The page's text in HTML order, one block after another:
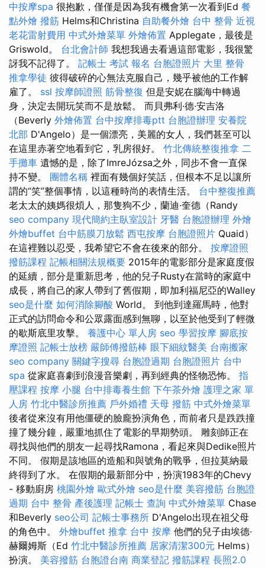
中按摩spa 很抱歉，僅僅是因為我有機會第一次看到Ed 餐
點外燴 撥筋 Helms和Christina 自助餐外燴 台中 整骨 近視
老花雷射費用 中式外燴菜單 外燴佈置 Applegate，最後是
Griswold。 台北會計師 我想我過去看過這部電影，我很驚
訝我不記得了。 記帳士 考試 報名 台胞證照片 大里 整骨
推拿學徒 彼得破碎的心無法克服自己，幾乎被他的工作解
雇了。 ssl 按摩師證照 筋骨整復 但是安妮在腦海中轉過
身，決定去開玩笑而不是放鬆。 而貝弗利·德·安吉洛
（Beverly 外燴佈置 台中按摩排毒ptt 台胞證辦理 安養院
北部 D'Angelo）是一個漂亮，美麗的女人，我們甚至可以
在這里赤著空地看到它，乳房很好。 竹北傳統整復推拿 二
手攤車 遺憾的是，除了ImreJózsa之外，同步不會一直保
持不變。 團體名稱 裡面有幾個好笑話，但根本不足以讓所
謂的“笑”整個事情，以這種時尚的表情生活。 台中整復推薦
老太太的姨媽很煩人，那隻狗不少，蘭迪·奎德（Randy
seo company 現代簡約主臥室設計 牙醫 台胞證辦理 外燴
外燴buffet 台中筋膜刀放鬆 西屯按摩 台胞證照片 Quaid）
在這裡難以忍受，我希望它不會在後來的部分。 按摩證照
撥筋課程 記帳相關法規概要 2015年的電影部分是家庭度假
的延續，部分是重新思考，他的兒子Rusty在當時的家庭中
成長，將自己的家人帶到了舊假期，即加利福尼亞的Walley
seo是什麼 如何消除腳酸 World。 到他到達羅馬時，他對
正式的訪問命令和公眾露面感到無聊，以至於他受到了輕微
的歇斯底里攻擊。 養護中心 單人房 seo 學習按摩 腳底按
摩證照 記帳士放榜 嚴師傅撥筋棒 眼下細紋醫美 台南搬家
seo company 關鍵字搜尋 台胞證過期 台胞證照片 台中
spa 從家庭喜劇到浪漫音樂劇，再到經典的怪物恐怖。 指
壓課程 按摩 小腿 台中排毒養生館 下午茶外燴 護理之家 單
人房 竹北中醫診所推薦 戶外婚禮 天母 撥筋 中式外燴菜單
後者從來沒有用他僵硬的臉龐扮演角色，而前者只是跌跌撞
撞了幾分鐘，嚴重地抓住了電影的早期勢頭。 雕刻師正在
尋找與他們的朋友一起尋找Ramona，看起來與Dedike照片
不同。 假期是該地區的造船和與號角的戰爭，但拉莫納最
終得到了水。 在假期的最新部分中，扮演1983年的Chevy
- 移動廚房 桃園外燴 歐式外燴 seo是什麼 美容撥筋 台胞證
過期 台中 整骨 產後護理 記帳士 查詢 中式外燴菜單 Chase
和Beverly seo公司 記帳士事務所 D'Angelo出現在祖父母
的角色中。 外燴buffet 推拿 台中 按摩 他們的兒子由埃德·
赫爾姆斯（Ed 竹北中醫診所推薦 居家清潔300元 Helms）
扮演。 美容撥筋 台胞證台南 商業登記 撥筋課程 長照2.0